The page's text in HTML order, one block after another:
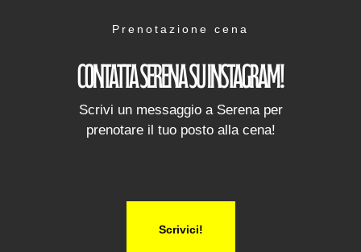
Prenotazione cena
Contatta Serena su Instagram!
Scrivi un messaggio a Serena per
prenotare il tuo posto alla cena!
Scrivici!